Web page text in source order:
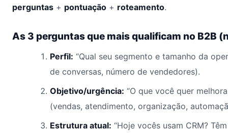
perguntas + pontuação + roteamento.
As 3 perguntas que mais qualificam no B2B
Perfil: “Qual seu segmento e tamanho da
de conversas, número de vendedores).
Objetivo/urgência: “O que você quer
(vendas, atendimento, organização,
Estrutura atual: “Hoje vocês usam CRM?